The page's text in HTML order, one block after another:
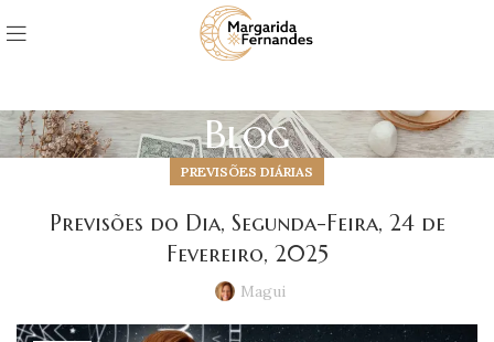
Blog
PREVISÕES DIÁRIAS
Previsões do Dia, Segunda-Feira, 24 de
Fevereiro, 2025
Magui